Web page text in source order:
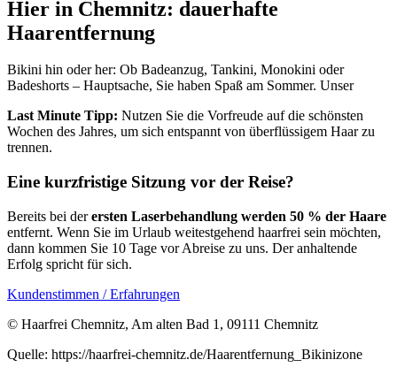
Hier in Chemnitz: dauerhafte
Haarentfernung
Bikini hin oder her: Ob Badeanzug, Tankini, Monokini oder
Badeshorts – Hauptsache, Sie haben Spaß am Sommer. Unser
Last Minute Tipp: Nutzen Sie die Vorfreude auf die schönsten
Wochen des Jahres, um sich entspannt von überflüssigem Haar zu
trennen.
Eine kurzfristige Sitzung vor der Reise?
Bereits bei derersten Laserbehandlung werden 50 % der Haare
entfernt. Wenn Sie im Urlaub weitestgehend haarfrei sein möchten,
dann kommen Sie 10 Tage vor Abreise zu uns. Der anhaltende
Erfolg spricht für sich.
Kundenstimmen / Erfahrungen
© Haarfrei Chemnitz, Am alten Bad 1, 09111 Chemnitz
Quelle: https://haarfrei-chemnitz.de/Haarentfernung_Bikinizone